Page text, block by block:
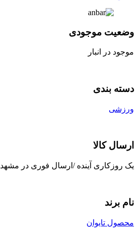
وضعیت موجودی
موجود در انبار
دسته بندی
ورزشی
ارسال کالا
یک روزکاری آینده /ارسال فوری در مشهد
نام برند
محصول تایوان